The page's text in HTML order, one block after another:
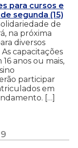
para cursos e
segunda (15)
de
na próxima
diversos
capacitações
anos ou mais,
participar
em
[…]